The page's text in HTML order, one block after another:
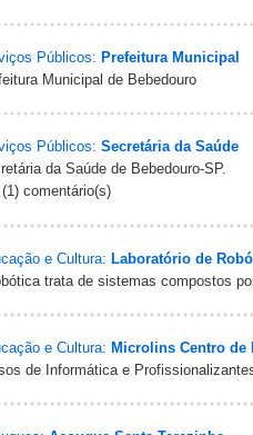
Públicos: Prefeitura Municipal
Municipal de Bebedouro
Públicos: Secretária da Saúde
da Saúde de Bebedouro-SP.
(1) comentário(s)
e Cultura: Laboratório de
trata de sistemas compostos
e Cultura: Microlins Centro de
de Informática e